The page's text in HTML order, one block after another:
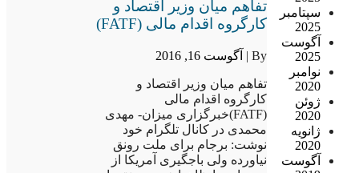
سپتامبر
2025
آگوست
2025
نوامبر
2020
ژوئن
2020
ژانویه
2020
آگوست
تفاهم میان وزیر اقتصاد و
کارگروه اقدام مالی (FATF)
By | آگوست 16, 2016
تفاهم میان وزیر اقتصاد و
کارگروه اقدام مالی
(FATF)خبرگزاری میزان- مهدی
محمدی در کانال تلگرام خود
نوشت: برجام برای ملت رونق
نیاورده ولی باجگیری آمریکا از